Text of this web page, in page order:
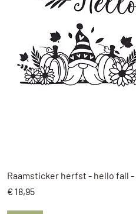
Snel
Raamsticker herfst - hello fall
Prijs
€ 18,95